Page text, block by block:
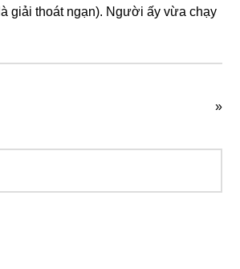
giải thoát ngạn). Người ấy vừa chạy
»